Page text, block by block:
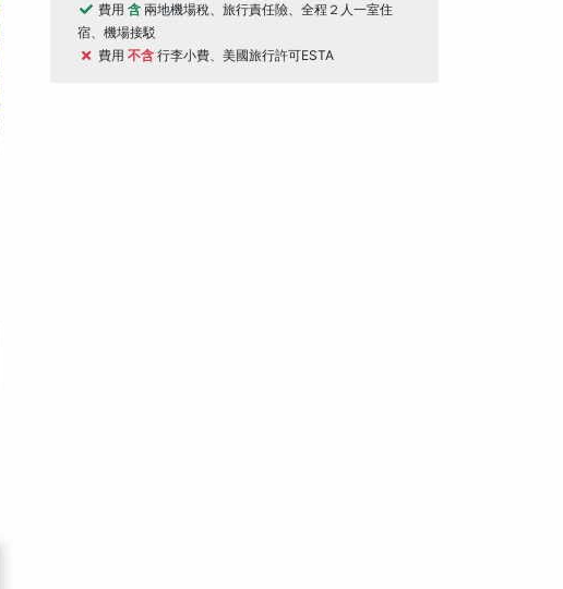
5天
費用 含 兩地機場稅、旅行責任險、全程２人一室住
宿、機場接駁
費用 不含 行李小費、美國旅行許可ESTA